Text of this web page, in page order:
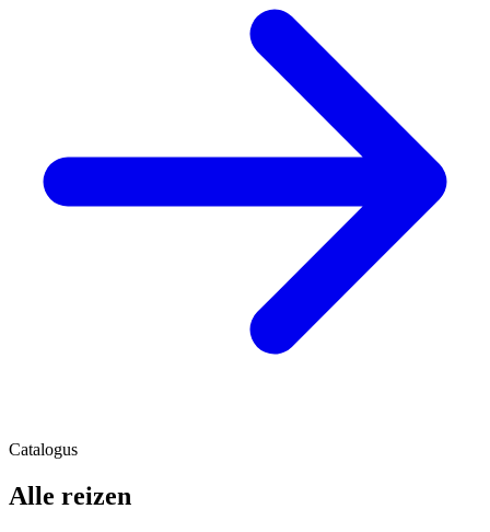
Catalogus
Alle reizen